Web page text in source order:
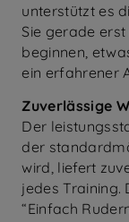
unterstützt es
Sie gerade
beginnen,
ein erfahrener
Zuverlässige
Der
der
wird, liefert
jedes Training.
“Einfach